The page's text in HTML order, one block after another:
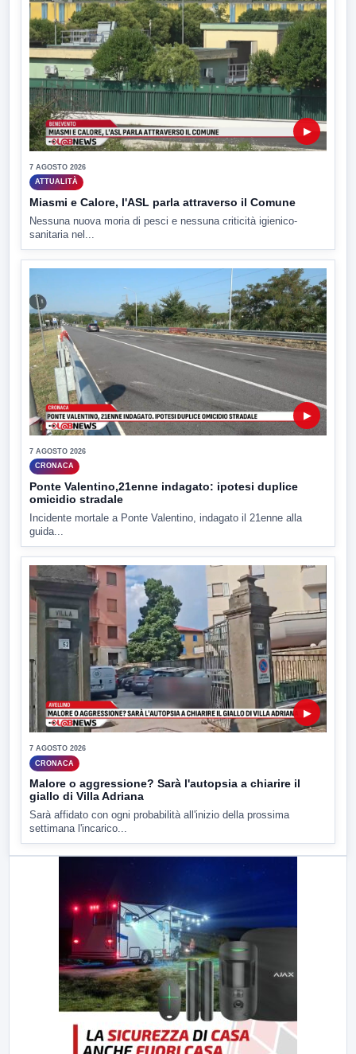
▶
7 AGOSTO 2026
ATTUALITÀ
Miasmi e Calore, l'ASL parla attraverso il Comune
Nessuna nuova moria di pesci e nessuna criticità igienico-
sanitaria nel...
▶
7 AGOSTO 2026
CRONACA
Ponte Valentino,21enne indagato: ipotesi duplice
omicidio stradale
Incidente mortale a Ponte Valentino, indagato il 21enne alla
guida...
▶
7 AGOSTO 2026
CRONACA
Malore o aggressione? Sarà l'autopsia a chiarire il
giallo di Villa Adriana
Sarà affidato con ogni probabilità all'inizio della prossima
settimana l'incarico...